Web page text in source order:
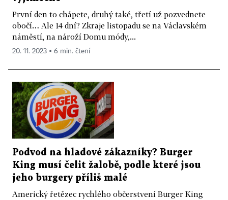
První den to chápete, druhý také, třetí už pozvednete
obočí… Ale 14 dní? Zkraje listopadu se na Václavském
náměstí, na nároží Domu módy,...
20. 11. 2023 ▪ 6 min. čtení
Podvod na hladové zákazníky? Burger
King musí čelit žalobě, podle které jsou
jeho burgery příliš malé
Americký řetězec rychlého občerstvení Burger King